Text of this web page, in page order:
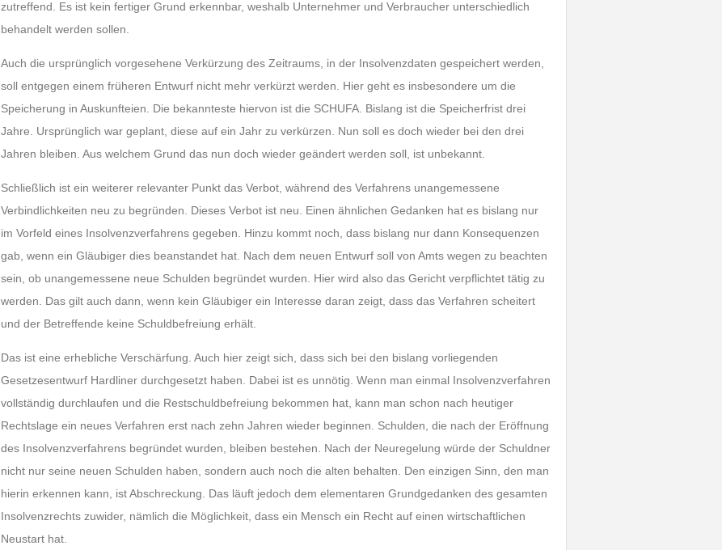
zutreffend. Es ist kein fertiger Grund erkennbar, weshalb Unternehmer und Verbraucher unterschiedlich
behandelt werden sollen.
Auch die ursprünglich vorgesehene Verkürzung des Zeitraums, in der Insolvenzdaten gespeichert werden,
soll entgegen einem früheren Entwurf nicht mehr verkürzt werden. Hier geht es insbesondere um die
Speicherung in Auskunfteien. Die bekannteste hiervon ist die SCHUFA. Bislang ist die Speicherfrist drei
Jahre. Ursprünglich war geplant, diese auf ein Jahr zu verkürzen. Nun soll es doch wieder bei den drei
Jahren bleiben. Aus welchem Grund das nun doch wieder geändert werden soll, ist unbekannt.
Schließlich ist ein weiterer relevanter Punkt das Verbot, während des Verfahrens unangemessene
Verbindlichkeiten neu zu begründen. Dieses Verbot ist neu. Einen ähnlichen Gedanken hat es bislang nur
im Vorfeld eines Insolvenzverfahrens gegeben. Hinzu kommt noch, dass bislang nur dann Konsequenzen
gab, wenn ein Gläubiger dies beanstandet hat. Nach dem neuen Entwurf soll von Amts wegen zu beachten
sein, ob unangemessene neue Schulden begründet wurden. Hier wird also das Gericht verpflichtet tätig zu
werden. Das gilt auch dann, wenn kein Gläubiger ein Interesse daran zeigt, dass das Verfahren scheitert
und der Betreffende keine Schuldbefreiung erhält.
Das ist eine erhebliche Verschärfung. Auch hier zeigt sich, dass sich bei den bislang vorliegenden
Gesetzesentwurf Hardliner durchgesetzt haben. Dabei ist es unnötig. Wenn man einmal Insolvenzverfahren
vollständig durchlaufen und die Restschuldbefreiung bekommen hat, kann man schon nach heutiger
Rechtslage ein neues Verfahren erst nach zehn Jahren wieder beginnen. Schulden, die nach der Eröffnung
des Insolvenzverfahrens begründet wurden, bleiben bestehen. Nach der Neuregelung würde der Schuldner
nicht nur seine neuen Schulden haben, sondern auch noch die alten behalten. Den einzigen Sinn, den man
hierin erkennen kann, ist Abschreckung. Das läuft jedoch dem elementaren Grundgedanken des gesamten
Insolvenzrechts zuwider, nämlich die Möglichkeit, dass ein Mensch ein Recht auf einen wirtschaftlichen
Neustart hat.